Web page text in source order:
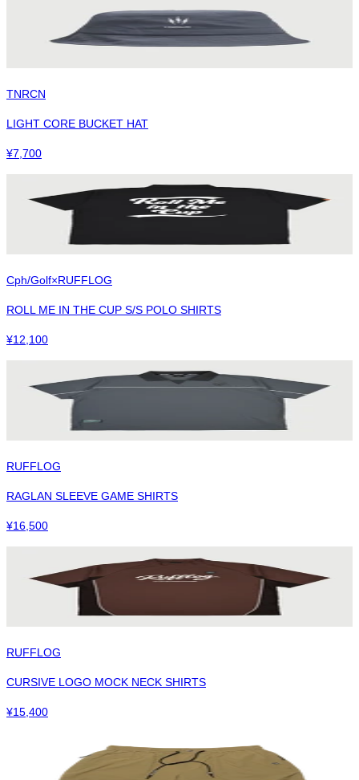
TNRCN
LIGHT CORE BUCKET HAT
¥7,700
Cph/Golf×RUFFLOG
ROLL ME IN THE CUP S/S POLO SHIRTS
¥12,100
RUFFLOG
RAGLAN SLEEVE GAME SHIRTS
¥16,500
RUFFLOG
CURSIVE LOGO MOCK NECK SHIRTS
¥15,400